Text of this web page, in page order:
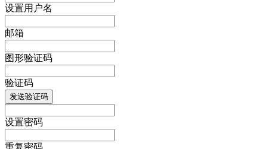
设置用户名
邮箱
图形验证码
验证码
发送验证码
设置密码
重复密码